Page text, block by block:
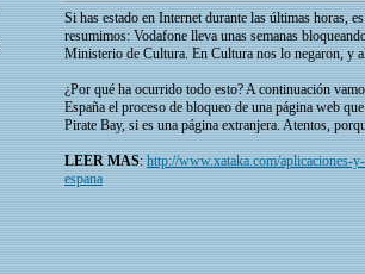
Si has estado en Internet durante las últimas horas,
resumimos: Vodafone lleva unas semanas
Ministerio de Cultura. En Cultura nos lo negaron, y
¿Por qué ha ocurrido todo esto? A continuación
España el proceso de bloqueo de una página web
Pirate Bay, si es una página extranjera. Atentos,
LEER MAS:http://www.xataka.com/aplicaciones-
espana